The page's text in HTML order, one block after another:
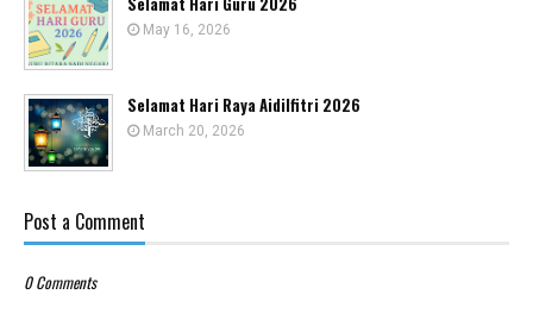
May 16, 2026
Selamat Hari Raya Aidilfitri 2026
March 20, 2026
Post a Comment
0 Comments